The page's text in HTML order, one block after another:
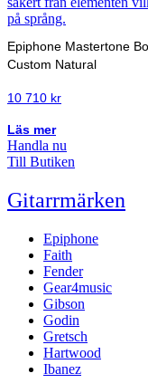
Epiphone Mastertone
Custom Natural
10 710 kr
Läs mer
Handla nu
Till Butiken
Gitarrmärken
Epiphone
Faith
Fender
Gear4music
Gibson
Godin
Gretsch
Hartwood
Ibanez